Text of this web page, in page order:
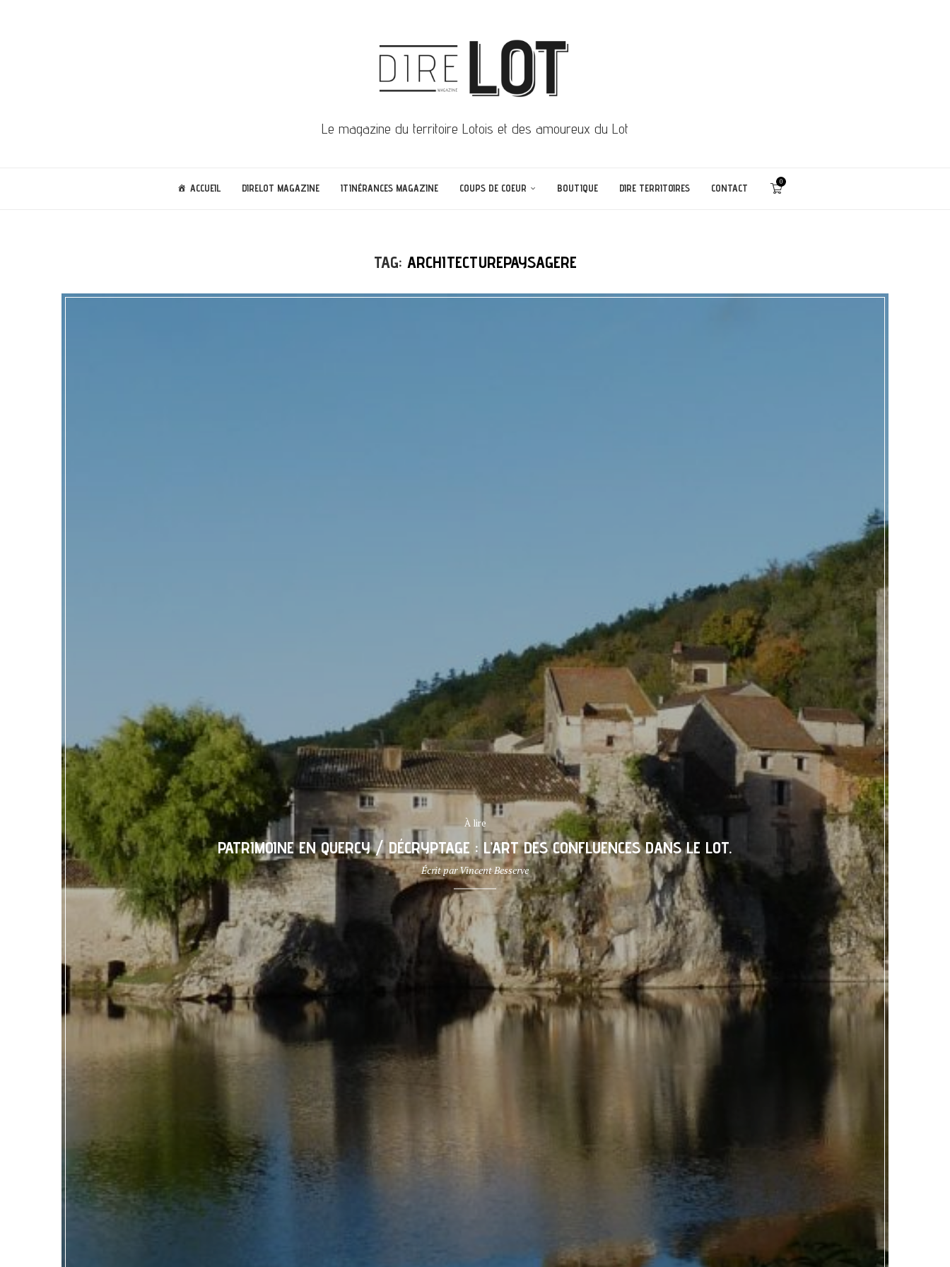
Le magazine du territoire Lotois et des amoureux du Lot
ACCUEIL DIRELOT MAGAZINE ITINÉRANCES MAGAZINE COUPS DE COEUR BOUTIQUE DIRE TERRITOIRES CONTACT
0
TAG: ARCHITECTUREPAYSAGERE
À lire
PATRIMOINE EN QUERCY / DÉCRYPTAGE : L’ART DES CONFLUENCES DANS LE LOT.
Écrit parVincent Besserve